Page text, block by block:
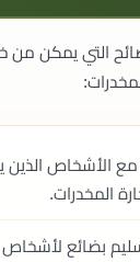
التي يمكن من
مع الأشخاص
المخدرات.
بضائع